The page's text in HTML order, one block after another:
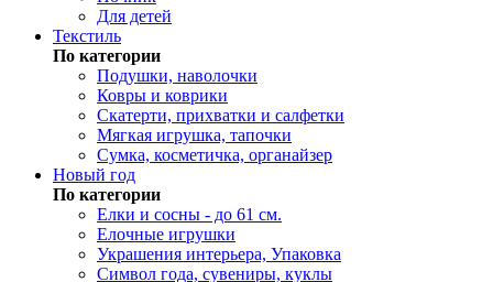
Для детей
Текстиль
По категории
Подушки, наволочки
Ковры и коврики
Скатерти, прихватки и салфетки
Мягкая игрушка, тапочки
Сумка, косметичка, органайзер
Новый год
По категории
Елки и сосны - до 61 см.
Елочные игрушки
Украшения интерьера, Упаковка
Символ года, сувениры, куклы